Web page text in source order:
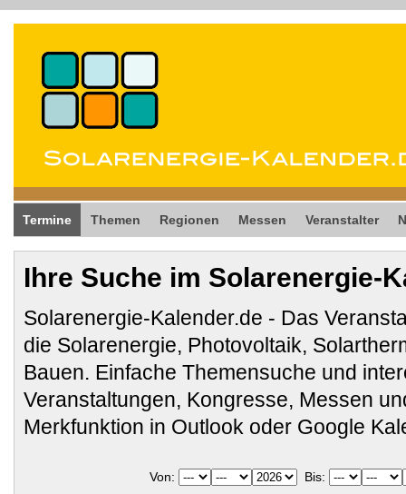
Termine Themen Regionen Messen Veranstalter
Ihre Suche im Solarenergie-
Solarenergie-Kalender.de - Das
die Solarenergie, Photovoltaik,
Bauen. Einfache Themensuche und
Veranstaltungen, Kongresse, Messen
Merkfunktion in Outlook oder Google
Von: Bis: